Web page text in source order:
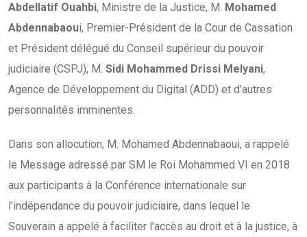
Abdellatif Ouahbi, Ministre de la Justice, M. Mohamed
Abdennabaoui, Premier-Président de la Cour de Cassation
et Président délégué du Conseil supérieur du pouvoir
judiciaire (CSPJ), M. Sidi Mohammed Drissi Melyani,
Agence de Développement du Digital (ADD) et d’autres
personnalités imminentes.
Dans son allocution, M. Mohamed Abdennabaoui, a rappelé
le Message adressé par SM le Roi Mohammed VI en 2018
aux participants à la Conférence internationale sur
l’indépendance du pouvoir judiciaire, dans lequel le
Souverain a appelé à faciliter l’accès au droit et à la justice, à